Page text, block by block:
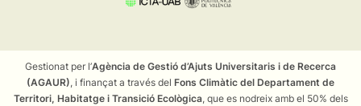
Gestionat per l’Agència de Gestió d’Ajuts Universitaris i de Recerca
(AGAUR), i finançat a través del Fons Climàtic del Departament de
Territori, Habitatge i Transició Ecològica, que es nodreix amb el 50% dels